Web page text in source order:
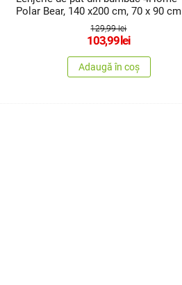
Polar Bear, 140 x200 cm, 70 x 90 cm
129,99 lei
103,99lei
Adaugă în coș